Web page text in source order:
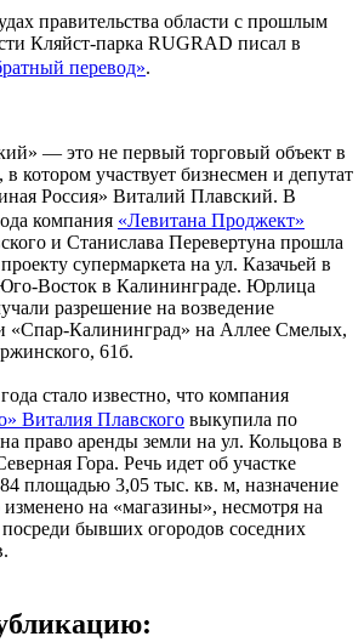
правительства области с прошлым
Кляйст-парка RUGRAD писал в
перевод».
— это не первый торговый объект в
котором участвует бизнесмен и депутат
Россия» Виталий Плавский. В
компания «Левитана Проджект»
и Станислава Перевертуна прошла
супермаркета на ул. Казачьей в
Восток в Калининграде. Юрлица
разрешение на возведение
«Спар-Калининград» на Аллее Смелых,
61б.
стало известно, что компания
Виталия Плавского выкупила по
право аренды земли на ул. Кольцова в
Гора. Речь идет об участке
площадью 3,05 тыс. кв. м, назначение
на «магазины», несмотря на
бывших огородов соседних